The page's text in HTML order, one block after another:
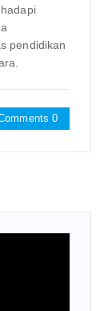
pendidikan
0